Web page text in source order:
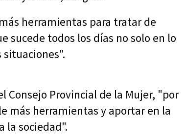
herramientas para tratar de
sucede todos los días no solo en lo
Consejo Provincial de la Mujer, "por
más herramientas y aportar en la
la sociedad".